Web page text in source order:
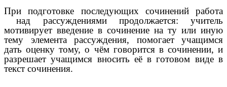
При подготовке последующих сочинений работа
над рассуждениями продолжается: учитель
мотивирует введение в сочинение на ту или иную
тему элемента рассуждения, помогает учащимся
дать оценку тому, о чём говорится в сочинении, и
разрешает учащимся вносить её в готовом виде в
текст сочинения.